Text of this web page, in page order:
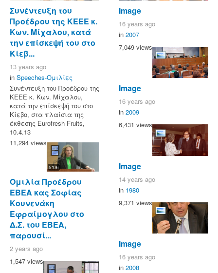
Συνέντευξη του
Προέδρου της ΚΕΕΕ κ.
Κων. Μίχαλου, κατά
την επίσκεψή του στο
Κίεβ...
13 years ago
in Speeches-Ομιλίες
Συνέντευξη του Προέδρου της
ΚΕΕΕ κ. Κων. Μίχαλου,
κατά την επίσκεψή του στο
Κίεβο, στα πλαίσια της
έκθεσης Eurofresh Fruits,
10.4.13
11,294 views
5:06
Ομιλία Προέδρου
ΕΒΕΑ κας Σοφίας
Κουνενάκη
Εφραίμογλου στο
Δ.Σ. του ΕΒΕΑ,
παρουσί...
2 years ago
1,547 views
Image
16 years ago
in 2007
7,049 views
Image
16 years ago
in 2009
6,431 views
Image
14 years ago
in 1980
9,371 views
Image
16 years ago
in 2008